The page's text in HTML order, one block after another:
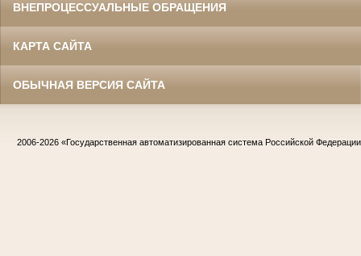
ВНЕПРОЦЕССУАЛЬНЫЕ ОБРАЩЕНИЯ
КАРТА САЙТА
ОБЫЧНАЯ ВЕРСИЯ САЙТА
2006-2026 «Государственная автоматизированная система Российской